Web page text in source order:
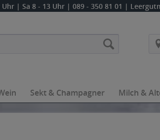
Uhr | Sa 8 - 13 Uhr | 089 - 350 81 01 |
Sekt & Champagner Milch &